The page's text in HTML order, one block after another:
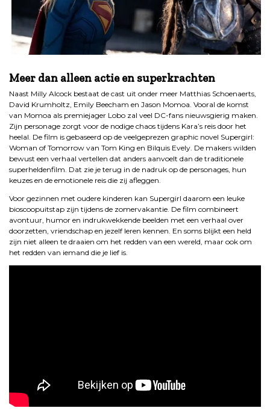
Meer dan alleen actie en superkrachten
Naast Milly Alcock bestaat de cast uit onder meer Matthias Schoenaerts,
David Krumholtz, Emily Beecham en Jason Momoa. Vooral de komst
van Momoa als premiejager Lobo zal veel DC-fans nieuwsgierig maken.
Zijn personage zorgt voor de nodige chaos tijdens Kara’s reis door het
heelal. De film is gebaseerd op de veelgeprezen graphic novel Supergirl:
Woman of Tomorrow van Tom King en Bilquis Evely. De makers wilden
bewust een verhaal vertellen dat anders aanvoelt dan de traditionele
superheldenfilm. Dat zie je terug in de nadruk op de personages, hun
keuzes en de emotionele reis die zij afleggen.
Voor gezinnen met oudere kinderen kan Supergirl daarom een leuke
bioscoopuitstap zijn tijdens de zomervakantie. De film combineert
avontuur, humor en indrukwekkende beelden met een verhaal over
doorzetten, vriendschap en jezelf leren kennen. En soms blijkt een held
zijn niet alleen te draaien om het redden van een wereld, maar ook om
het redden van iemand die je lief is.